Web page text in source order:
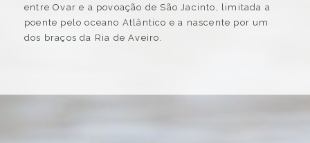
entre Ovar e a povoação de São Jacinto, limitada a
poente pelo oceano Atlântico e a nascente por um
dos braços da Ria de Aveiro.